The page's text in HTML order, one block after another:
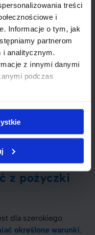
treści
i
Informacje o tym, jak
partnerom
analitycznym.
z innymi danymi
podczas
na
Analizuj
możesz
wydatkami.
zwróć uwagę na
czy kary za
sprawdzić, czy są
dla Ciebie
raty będziesz w
z pożyczki
dla szerokiego
określone warunki.